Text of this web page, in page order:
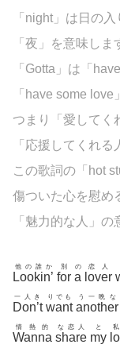
「night」は日の
「夜」を意味しま
「Gotta」は「
「have some
つまり「愛してく
「応援してくれる
この歌詞の「hot
傷ついた心を慰め
「魅力的な人」の
Lookin’
他の誰か
for
別
a
の
lover
恋人
Don’t
一人き
want
りでも
another
う一晩な
Wanna
情熱的
share
な恋人
my
と